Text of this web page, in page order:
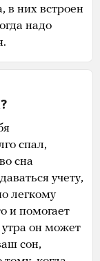
в них встроен
надо
спал,
сна
учету,
легкому
и помогает
утра он может
сон,